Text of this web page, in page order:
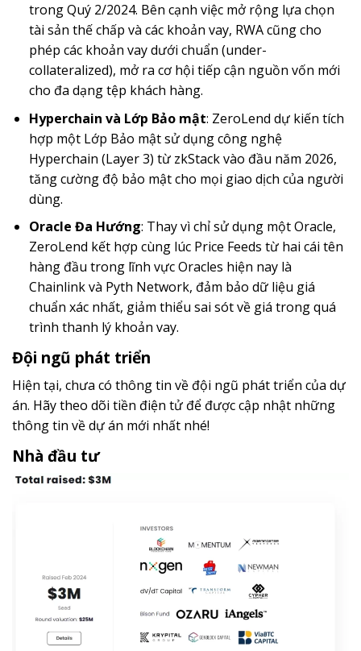
trong Quý 2/2024. Bên cạnh việc mở rộng lựa chọn
tài sản thế chấp và các khoản vay, RWA cũng cho
phép các khoản vay dưới chuẩn (under-
collateralized), mở ra cơ hội tiếp cận nguồn vốn mới
cho đa dạng tệp khách hàng.
Hyperchain và Lớp Bảo mật: ZeroLend dự kiến tích
hợp một Lớp Bảo mật sử dụng công nghệ
Hyperchain (Layer 3) từ zkStack vào đầu năm 2026,
tăng cường độ bảo mật cho mọi giao dịch của người
dùng.
Oracle Đa Hướng: Thay vì chỉ sử dụng một Oracle,
ZeroLend kết hợp cùng lúc Price Feeds từ hai cái tên
hàng đầu trong lĩnh vực Oracles hiện nay là
Chainlink và Pyth Network, đảm bảo dữ liệu giá
chuẩn xác nhất, giảm thiểu sai sót về giá trong quá
trình thanh lý khoản vay.
Đội ngũ phát triển
Hiện tại, chưa có thông tin về đội ngũ phát triển của dự
án. Hãy theo dõi tiền điện tử để được cập nhật những
thông tin về dự án mới nhất nhé!
Nhà đầu tư